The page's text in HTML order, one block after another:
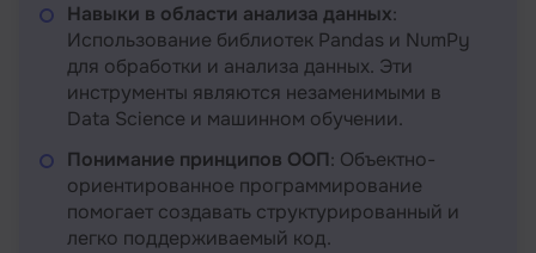
Навыки в области анализа данных:
Использование библиотек Pandas и NumPy
для обработки и анализа данных. Эти
инструменты являются незаменимыми в
Data Science и машинном обучении.
Понимание принципов ООП: Объектно-
ориентированное программирование
помогает создавать структурированный и
легко поддерживаемый код.